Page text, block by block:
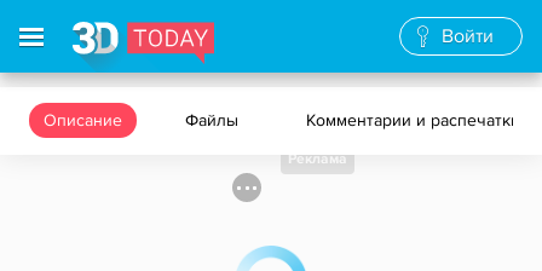
Войти
Описание Файлы Комментарии и распечатки
Реклама